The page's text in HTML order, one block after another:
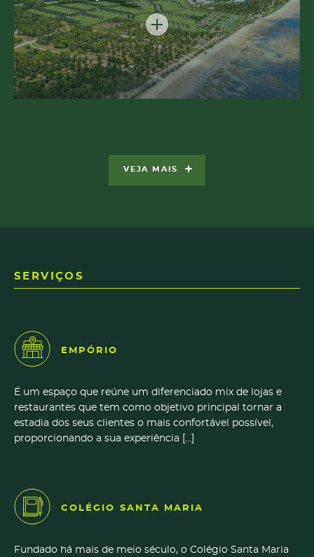
VEJA MAIS
SERVIÇOS
EMPÓRIO
É um espaço que reúne um diferenciado mix de lojas e
restaurantes que tem como objetivo principal tornar a
estadia dos seus clientes o mais confortável possível,
proporcionando a sua experiência […]
COLÉGIO SANTA MARIA
Fundado há mais de meio século, o Colégio Santa Maria